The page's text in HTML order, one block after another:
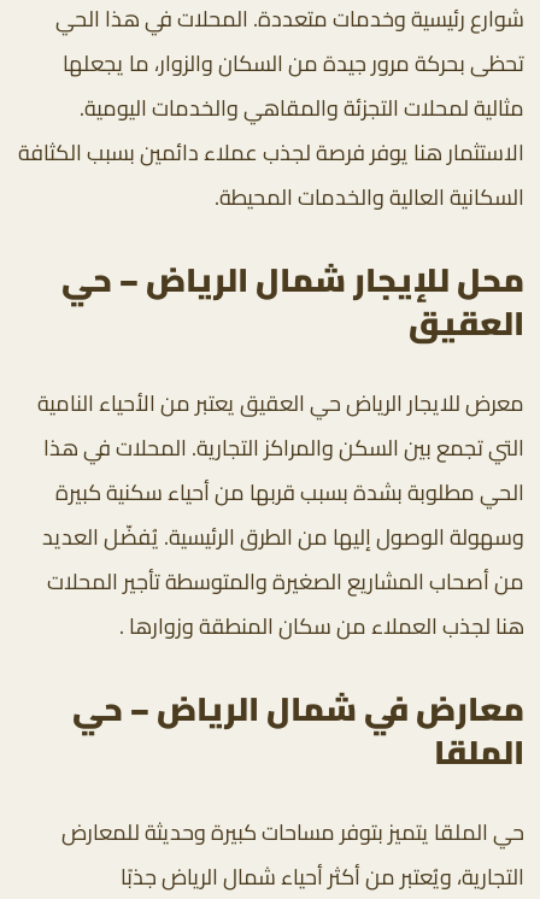
شوارع رئيسية وخدمات متعددة. المحلات في هذا الحي
تحظى بحركة مرور جيدة من السكان والزوار، ما يجعلها
مثالية لمحلات التجزئة والمقاهي والخدمات اليومية.
الاستثمار هنا يوفر فرصة لجذب عملاء دائمين بسبب الكثافة
السكانية العالية والخدمات المحيطة.
محل للإيجار شمال الرياض – حي
العقيق
معرض للايجار الرياض حي العقيق يعتبر من الأحياء النامية
التي تجمع بين السكن والمراكز التجارية. المحلات في هذا
الحي مطلوبة بشدة بسبب قربها من أحياء سكنية كبيرة
وسهولة الوصول إليها من الطرق الرئيسية. يُفضّل العديد
من أصحاب المشاريع الصغيرة والمتوسطة تأجير المحلات
هنا لجذب العملاء من سكان المنطقة وزوارها .
معارض في شمال الرياض – حي
الملقا
حي الملقا يتميز بتوفر مساحات كبيرة وحديثة للمعارض
التجارية، ويُعتبر من أكثر أحياء شمال الرياض جذبًا